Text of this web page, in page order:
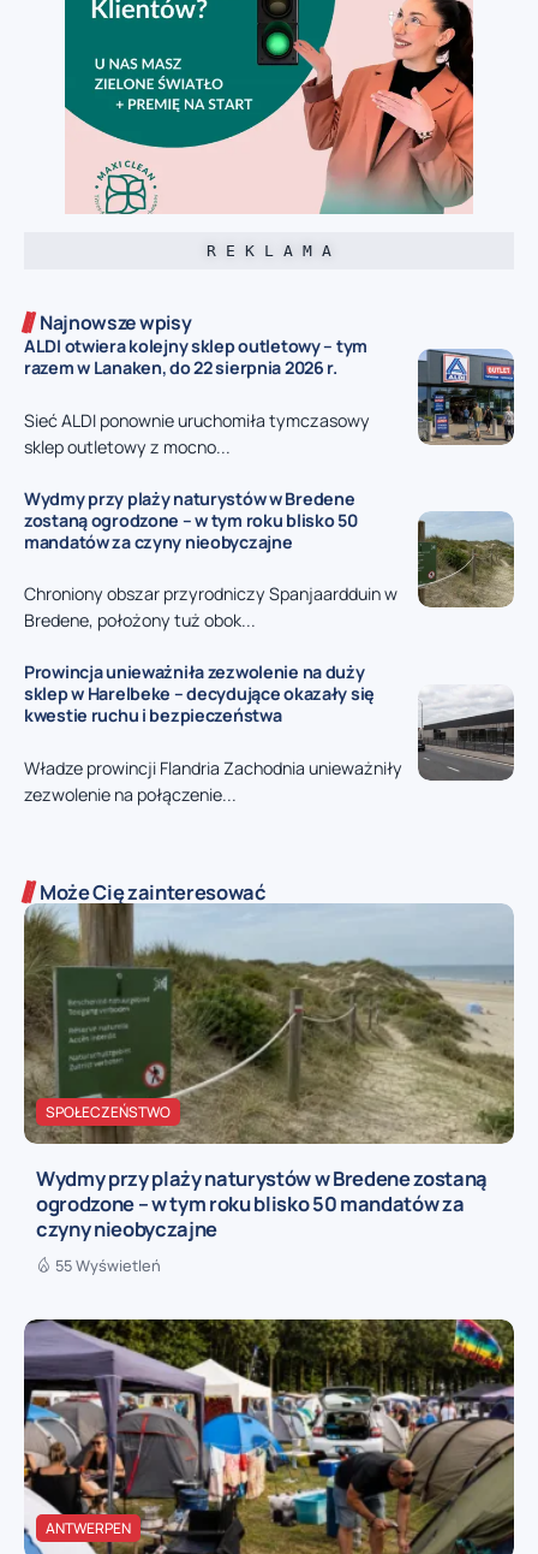
R E K L A M A
Najnowsze wpisy
ALDI otwiera kolejny sklep outletowy – tym
razem w Lanaken, do 22 sierpnia 2026 r.
Sieć ALDI ponownie uruchomiła tymczasowy
sklep outletowy z mocno...
Wydmy przy plaży naturystów w Bredene
zostaną ogrodzone – w tym roku blisko 50
mandatów za czyny nieobyczajne
Chroniony obszar przyrodniczy Spanjaardduin w
Bredene, położony tuż obok...
Prowincja unieważniła zezwolenie na duży
sklep w Harelbeke – decydujące okazały się
kwestie ruchu i bezpieczeństwa
Władze prowincji Flandria Zachodnia unieważniły
zezwolenie na połączenie...
Może Cię zainteresować
SPOŁECZEŃSTWO
Wydmy przy plaży naturystów w Bredene zostaną
ogrodzone – w tym roku blisko 50 mandatów za
czyny nieobyczajne
55 Wyświetleń
ANTWERPEN